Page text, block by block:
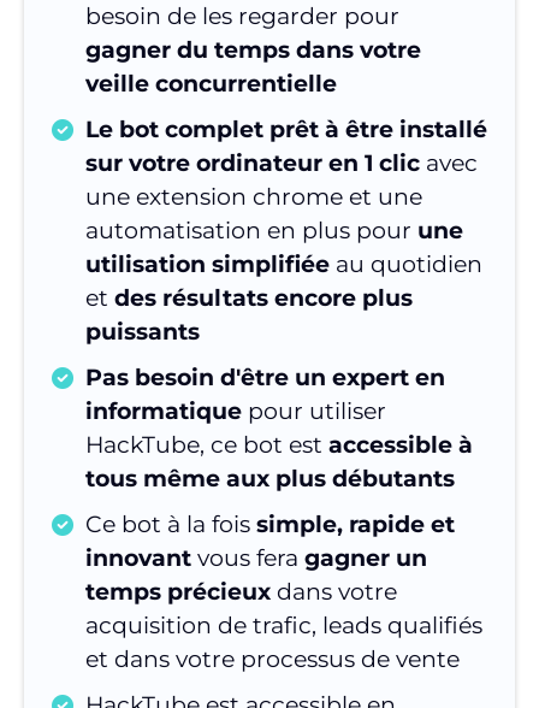
besoin de les regarder pour
gagner du temps dans votre
veille concurrentielle
Le bot complet prêt à être installé
sur votre ordinateur en 1 clic avec
une extension chrome et une
automatisation en plus pour une
utilisation simplifiée au quotidien
et des résultats encore plus
puissants
Pas besoin d'être un expert en
informatique pour utiliser
HackTube, ce bot est accessible à
tous même aux plus débutants
Ce bot à la fois simple, rapide et
innovant vous fera gagner un
temps précieux dans votre
acquisition de trafic, leads qualifiés
et dans votre processus de vente